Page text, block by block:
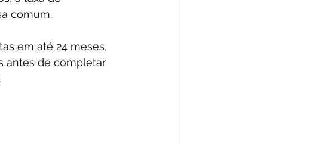
comum.
em até 24 meses,
antes de completar